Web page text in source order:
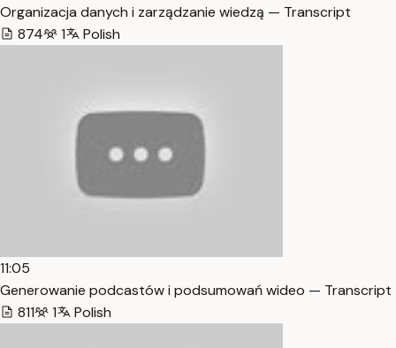
Organizacja danych i zarządzanie wiedzą — Transcript
874
1 Polish
11:05
Generowanie podcastów i podsumowań wideo — Transcript
811
1 Polish